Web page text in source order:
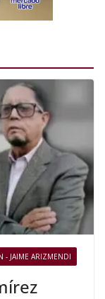
- JAIME ARIZMENDI